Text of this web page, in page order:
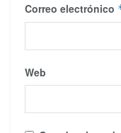
Correo electrónico
Web